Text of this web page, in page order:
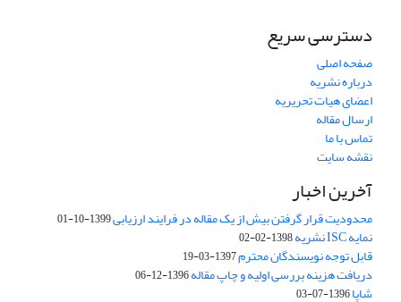
دسترسی سریع
صفحه اصلی
درباره نشریه
اعضای هیات تحریریه
ارسال مقاله
تماس با ما
نقشه سایت
آخرین اخبار
محدودیت قرار گرفتن بیش از یک مقاله در فرایند ارزیابی1399-10-01
نمایه ISC نشریه 1398-02-02
قابل توجه نویسندگان محترم1397-03-19
دریافت هزینه بررسی اولیه و چاپ مقاله1396-12-06
شاپا1396-07-03